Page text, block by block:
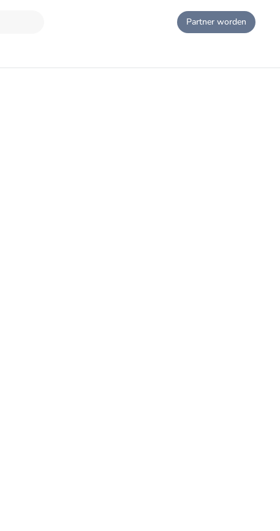
Partner worden